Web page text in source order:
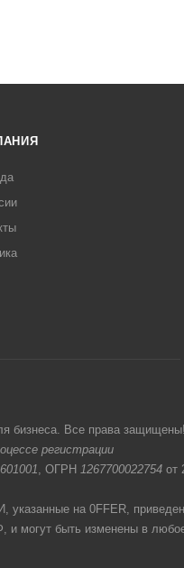
бизнеса. Все права защищены!
регистрации
, ОГРН 1267700022754 от
на 0FFER, приведены
могут быть изменены в